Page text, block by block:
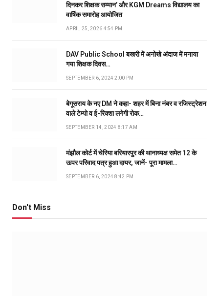
दिनकर शिक्षक सम्मान’ और KGM Dreams विद्यालय का
वार्षिक समारोह आयोजित
APRIL 25, 2026 4:54 PM
DAV Public School बखरी में अनोखे अंदाज में मनाया
गया शिक्षक दिवस…
SEPTEMBER 6, 2024 2:00 PM
बेगूसराय के नए DM ने कहा- शहर में बिना नंबर व रजिस्ट्रेशन
वाले टेम्पो व ई-रिक्शा लगेगी रोक…
SEPTEMBER 14, 2024 8:17 AM
मंझौल कोर्ट में चेरिया बरियारपुर की थानाध्यक्ष समेत 12 के
ऊपर परिवाद पत्र हुआ दायर, जानें- पूरा मामला…
SEPTEMBER 6, 2024 8:42 PM
Don't Miss